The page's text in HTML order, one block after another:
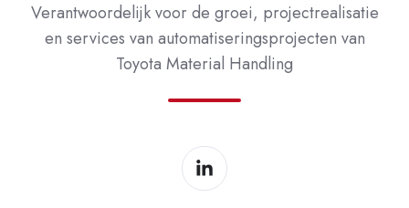
Verantwoordelijk voor de groei, projectrealisatie
en services van automatiseringsprojecten van
Toyota Material Handling